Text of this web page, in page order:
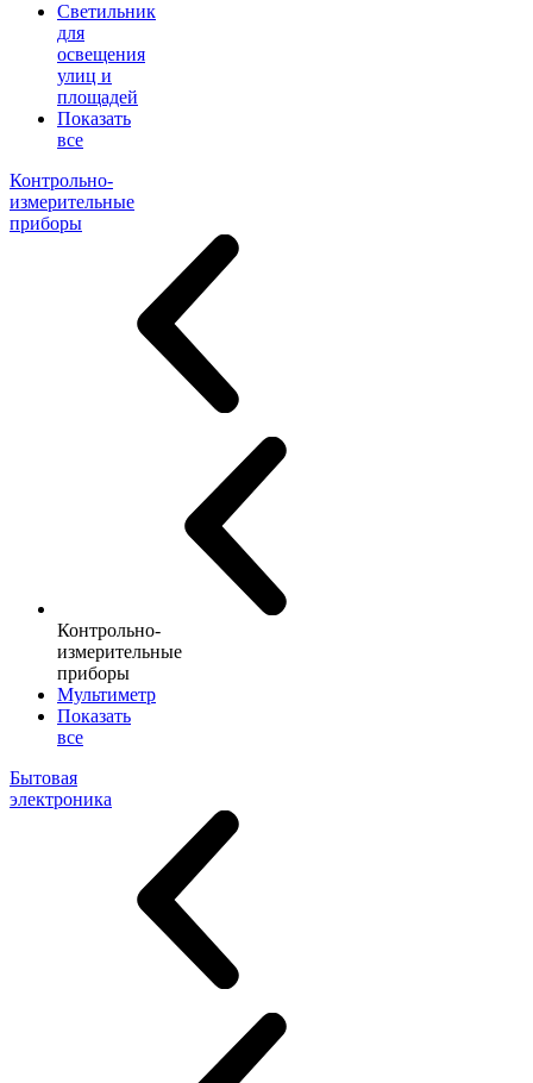
Светильник
для
освещения
улиц и
площадей
Показать
все
Контрольно-
измерительные
приборы
Контрольно-
измерительные
приборы
Мультиметр
Показать
все
Бытовая
электроника